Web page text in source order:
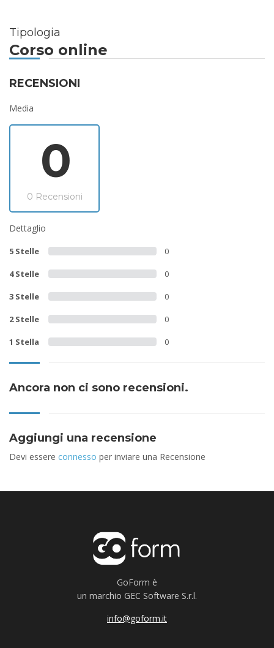
Tipologia
Corso online
RECENSIONI
Media
0
0 Recensioni
Dettaglio
5 Stelle 0
4 Stelle 0
3 Stelle 0
2 Stelle 0
1 Stella 0
Ancora non ci sono recensioni.
Aggiungi una recensione
Devi essere connesso per inviare una Recensione
GoForm è
un marchio GEC Software S.r.l.
info@goform.it